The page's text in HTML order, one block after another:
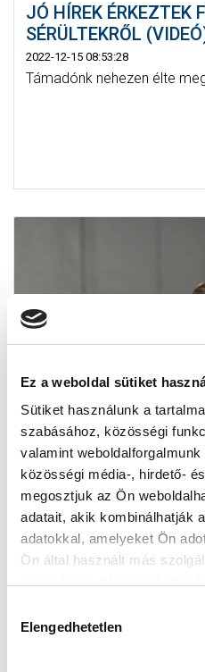
Ez a weboldal sütiket
Sütiket használunk a
szabásához, közösségi
valamint
közösségi média-, hirdető-
megosztjuk az Ön
adatait, akik kombinálhatják
adatokkal, amelyeket Ön
Ön által használt más
kiválasztása
Elengedhetetlen
JÓ HÍREK ÉRKEZTEK
SÉRÜLTEKRŐL
2022-12-15 08:53:28
Támadónk nehezen élte
KÉPGALÉRIA: MTK
SIÓFOK 1-1
2022-10-23 07:42:41
Képekben a Siófok elleni